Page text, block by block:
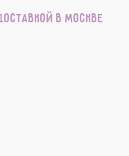
в Москве